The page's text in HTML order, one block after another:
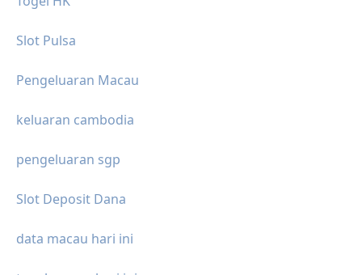
Slot Pulsa
Pengeluaran Macau
keluaran cambodia
pengeluaran sgp
Slot Deposit Dana
data macau hari ini